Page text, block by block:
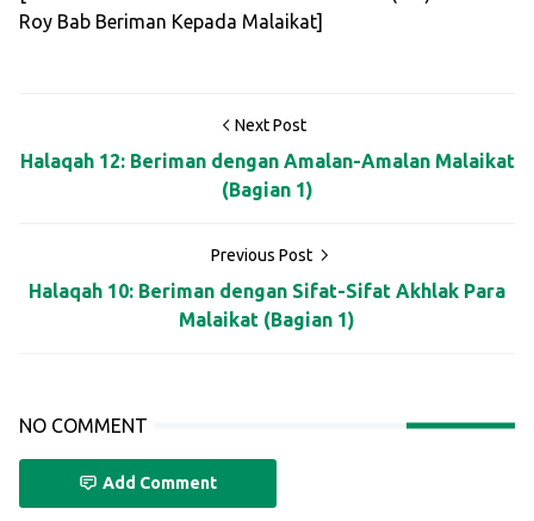
Roy Bab Beriman Kepada Malaikat]
Next Post
Halaqah 12: Beriman dengan Amalan-Amalan Malaikat
(Bagian 1)
Previous Post
Halaqah 10: Beriman dengan Sifat-Sifat Akhlak Para
Malaikat (Bagian 1)
NO COMMENT
Add Comment